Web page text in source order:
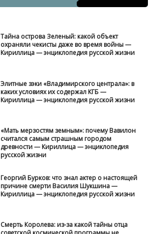
Тайна острова Зеленый: какой объект
охраняли чекисты даже во время войны —
Кириллица — энциклопедия русской жизни
Элитные зэки «Владимирского централа»: в
каких условиях их содержал КГБ —
Кириллица — энциклопедия русской жизни
«Мать мерзостям земным»: почему Вавилон
считался самым страшным городом
древности — Кириллица — энциклопедия
русской жизни
Георгий Бурков: что знал актер о настоящей
причине смерти Василия Шукшина —
Кириллица — энциклопедия русской жизни
Смерть Королева: из-за какой тайны отца